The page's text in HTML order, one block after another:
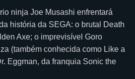
ninja Joe Musashi enfrentará
história da SEGA: o brutal
Death
Axe; o imprevisível Goro
(também conhecida como Like a
Eggman, da franquia Sonic the